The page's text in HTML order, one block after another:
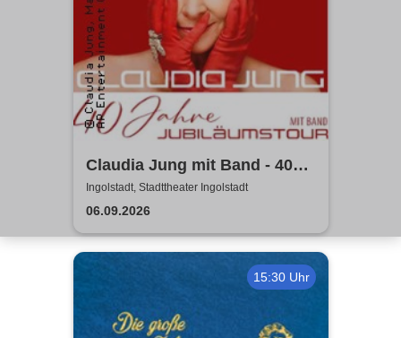
Claudia Jung mit Band - 40
Jahre Jubiläumstour
Ingolstadt, Stadttheater Ingolstadt
06.09.2026
15:30 Uhr